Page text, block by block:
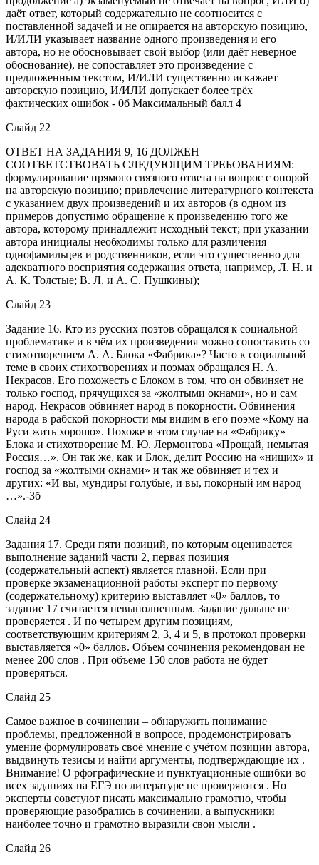
даёт ответ, который содержательно не соотносится с
поставленной задачей и не опирается на авторскую позицию,
И/ИЛИ указывает название одного произведения и его
автора, но не обосновывает свой выбор (или даёт неверное
обоснование), не сопоставляет это произведение с
предложенным текстом, И/ИЛИ существенно искажает
авторскую позицию, И/ИЛИ допускает более трёх
фактических ошибок - 0б Максимальный балл 4
Слайд 22
ОТВЕТ НА ЗАДАНИЯ 9, 16 ДОЛЖЕН
СООТВЕТСТВОВАТЬ СЛЕДУЮЩИМ ТРЕБОВАНИЯМ:
формулирование прямого связного ответа на вопрос с опорой
на авторскую позицию; привлечение литературного контекста
с указанием двух произведений и их авторов (в одном из
примеров допустимо обращение к произведению того же
автора, которому принадлежит исходный текст; при указании
автора инициалы необходимы только для различения
однофамильцев и родственников, если это существенно для
адекватного восприятия содержания ответа, например, Л. Н. и
А. К. Толстые; В. Л. и А. С. Пушкины);
Слайд 23
Задание 16. Кто из русских поэтов обращался к социальной
проблематике и в чём их произведения можно сопоставить со
стихотворением А. А. Блока «Фабрика»? Часто к социальной
теме в своих стихотворениях и поэмах обращался Н. А.
Некрасов. Его похожесть с Блоком в том, что он обвиняет не
только господ, прячущихся за «жолтыми окнами», но и сам
народ. Некрасов обвиняет народ в покорности. Обвинения
народа в рабской покорности мы видим в его поэме «Кому на
Руси жить хорошо». Похоже в этом случае на «Фабрику»
Блока и стихотворение М. Ю. Лермонтова «Прощай, немытая
Россия…». Он так же, как и Блок, делит Россию на «нищих» и
господ за «жолтыми окнами» и так же обвиняет и тех и
других: «И вы, мундиры голубые, и вы, покорный им народ
…».-3б
Слайд 24
Задания 17. Среди пяти позиций, по которым оценивается
выполнение заданий части 2, первая позиция
(содержательный аспект) является главной. Если при
проверке экзаменационной работы эксперт по первому
(содержательному) критерию выставляет «0» баллов, то
задание 17 считается невыполненным. Задание дальше не
проверяется . И по четырем другим позициям,
соответствующим критериям 2, 3, 4 и 5, в протокол проверки
выставляется «0» баллов. Объем сочинения рекомендован не
менее 200 слов . При объеме 150 слов работа не будет
проверяться.
Слайд 25
Самое важное в сочинении – обнаружить понимание
проблемы, предложенной в вопросе, продемонстрировать
умение формулировать своё мнение с учётом позиции автора,
выдвинуть тезисы и найти аргументы, подтверждающие их .
Внимание! О рфографические и пунктуационные ошибки во
всех заданиях на ЕГЭ по литературе не проверяются . Но
эксперты советуют писать максимально грамотно, чтобы
проверяющие разобрались в сочинении, а выпускники
наиболее точно и грамотно выразили свои мысли .
Слайд 26